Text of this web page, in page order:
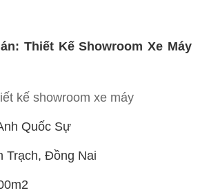
Thiết Kế Showroom Xe Máy
kế showroom xe máy
Quốc Sự
Trạch, Đồng Nai